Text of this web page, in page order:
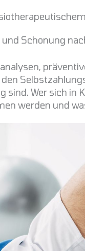
Schonung
Wer sich in
werden und